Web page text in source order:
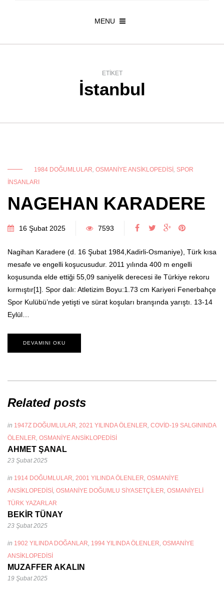
MENU
ETIKET
İstanbul
1984 DOĞUMLULAR, OSMANIYE ANSIKLOPEDISI , SPOR
INSANLARI
NAGEHAN KARADERE
16 Şubat 2025 7593
Nagihan Karadere (d. 16 Şubat 1984,Kadirli-Osmaniye), Türk kısa
mesafe ve engelli koşucusudur. 2011 yılında 400 m engelli
koşusunda elde ettiği 55,09 saniyelik derecesi ile Türkiye rekoru
kırmıştır[1]. Spor dalı: Atletizim Boyu:1.73 cm Kariyeri Fenerbahçe
Spor Kulübü’nde yetişti ve sürat koşuları branşında yarıştı. 13-14
Eylül…
DEVAMINI OKU
Related posts
in 1947Z DOĞUMLULAR, 2021 YILINDA ÖLENLER, COVID-19 SALGININDA
ÖLENLER, OSMANIYE ANSIKLOPEDISI
AHMET ŞANAL
23 Şubat 2025
in 1914 DOĞUMLULAR, 2001 YILINDA ÖLENLER, OSMANIYE
ANSIKLOPEDISI , OSMANIYE DOĞUMLU SIYASETÇILER, OSMANIYELI
TÜRK YAZARLAR
BEKİR TÜNAY
23 Şubat 2025
in 1902 YILINDA DOĞANLAR, 1994 YILINDA ÖLENLER, OSMANIYE
ANSIKLOPEDISI
MUZAFFER AKALIN
19 Şubat 2025